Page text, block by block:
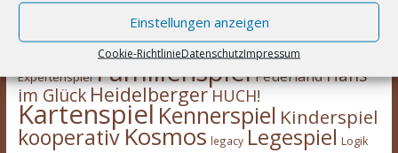
Einstellungen anzeigen
Cookie-RichtlinieDatenschutzImpressum
2-Spieler Amigo SpieleAsmodee
Days of Wonder Deckbau
Eisenbahn Engine Erweiterung
Expertenspiel FamilienspielFeuerlandHans
im GlückHeidelberger HUCH!
KartenspielKennerspiel Kinderspiel
kooperativ Kosmos legacy Legespiel Logik